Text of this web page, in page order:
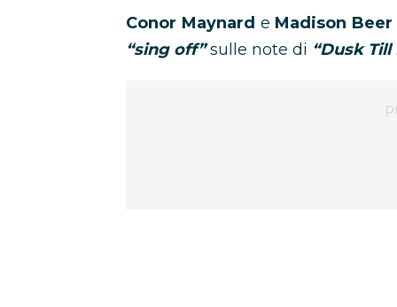
Conor Maynard e Madison Beer
“sing off” sulle note di “Dusk Till